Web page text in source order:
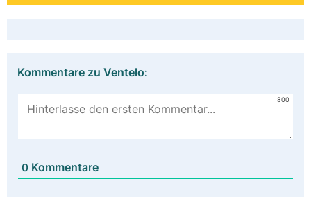
Kommentare zu Ventelo:
800
0 Kommentare